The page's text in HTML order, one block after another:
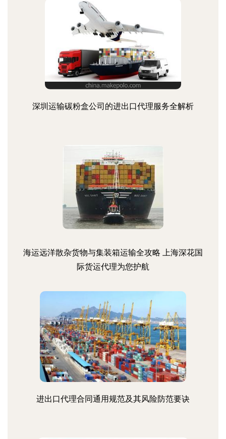
深圳运输碳粉盒公司的进出口代理服务全解析
海运远洋散杂货物与集装箱运输全攻略 上海深花国
际货运代理为您护航
进出口代理合同通用规范及其风险防范要诀